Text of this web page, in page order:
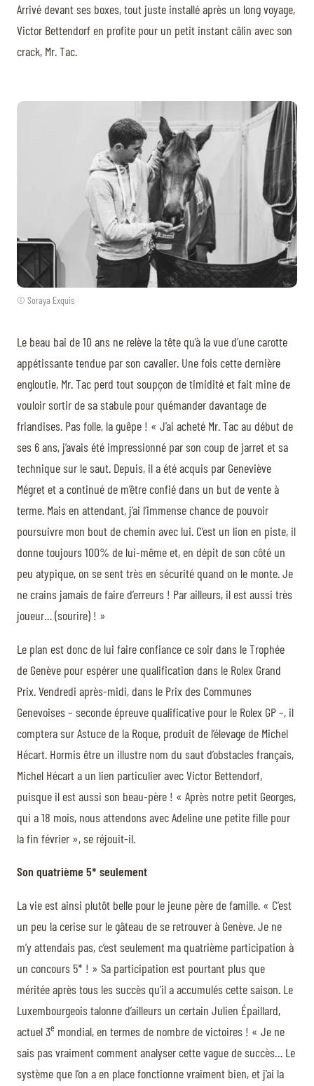
Arrivé devant ses boxes, tout juste installé après un long voyage,
Victor Bettendorf en profite pour un petit instant câlin avec son
crack, Mr. Tac.
© Soraya Exquis
Le beau bai de 10 ans ne relève la tête qu’à la vue d’une carotte
appétissante tendue par son cavalier. Une fois cette dernière
engloutie, Mr. Tac perd tout soupçon de timidité et fait mine de
vouloir sortir de sa stabule pour quémander davantage de
friandises. Pas folle, la guêpe ! « J’ai acheté Mr. Tac au début de
ses 6 ans, j’avais été impressionné par son coup de jarret et sa
technique sur le saut. Depuis, il a été acquis par Geneviève
Mégret et a continué de m’être confié dans un but de vente à
terme. Mais en attendant, j’ai l’immense chance de pouvoir
poursuivre mon bout de chemin avec lui. C’est un lion en piste, il
donne toujours 100% de lui-même et, en dépit de son côté un
peu atypique, on se sent très en sécurité quand on le monte. Je
ne crains jamais de faire d’erreurs ! Par ailleurs, il est aussi très
joueur… (sourire) ! »
Le plan est donc de lui faire confiance ce soir dans le Trophée
de Genève pour espérer une qualification dans le Rolex Grand
Prix. Vendredi après-midi, dans le Prix des Communes
Genevoises – seconde épreuve qualificative pour le Rolex GP –, il
comptera sur Astuce de la Roque, produit de l’élevage de Michel
Hécart. Hormis être un illustre nom du saut d’obstacles français,
Michel Hécart a un lien particulier avec Victor Bettendorf,
puisque il est aussi son beau-père ! « Après notre petit Georges,
qui a 18 mois, nous attendons avec Adeline une petite fille pour
la fin février », se réjouit-il.
Son quatrième 5* seulement
La vie est ainsi plutôt belle pour le jeune père de famille. « C’est
un peu la cerise sur le gâteau de se retrouver à Genève. Je ne
m’y attendais pas, c’est seulement ma quatrième participation à
un concours 5* ! » Sa participation est pourtant plus que
méritée après tous les succès qu'il a accumulés cette saison. Le
Luxembourgeois talonne d’ailleurs un certain Julien Épaillard,
actuel 3e mondial, en termes de nombre de victoires ! « Je ne
sais pas vraiment comment analyser cette vague de succès… Le
système que l’on a en place fonctionne vraiment bien, et j’ai la